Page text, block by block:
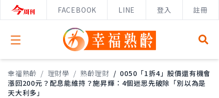
FACEBOOK LINE 登入 註冊
Open menu
幸福熟齡 / 理財學 / 熟齡理財 / 0050「1拆4」股價還有機會
漲回200元？配息能維持？施昇輝：4個迷思先破除「別以為是
天大利多」